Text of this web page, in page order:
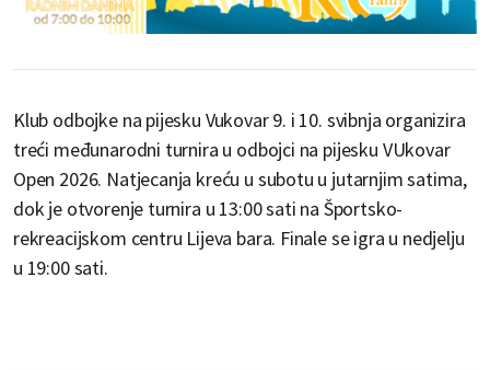
Klub odbojke na pijesku Vukovar 9. i 10. svibnja organizira
treći međunarodni turnira u odbojci na pijesku VUkovar
Open 2026. Natjecanja kreću u subotu u jutarnjim satima,
dok je otvorenje turnira u 13:00 sati na Športsko-
rekreacijskom centru Lijeva bara. Finale se igra u nedjelju
u 19:00 sati.